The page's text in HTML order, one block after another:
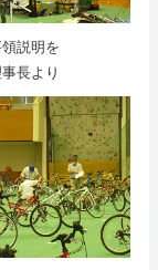
説明を
長より